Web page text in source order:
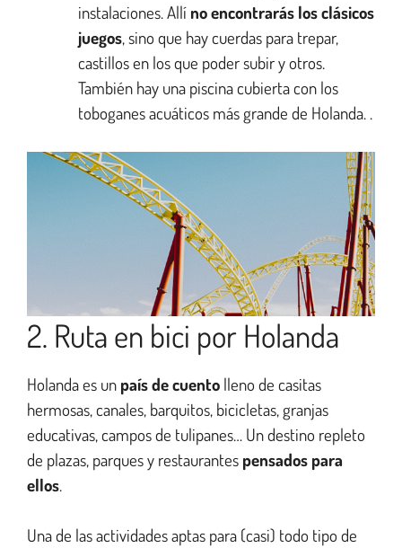
instalaciones. Allí no encontrarás los clásicos
juegos, sino que hay cuerdas para trepar,
castillos en los que poder subir y otros.
También hay una piscina cubierta con los
toboganes acuáticos más grande de Holanda. .
2. Ruta en bici por Holanda
Holanda es un país de cuento lleno de casitas
hermosas, canales, barquitos, bicicletas, granjas
educativas, campos de tulipanes… Un destino repleto
de plazas, parques y restaurantes pensados para
ellos.
Una de las actividades aptas para (casi) todo tipo de